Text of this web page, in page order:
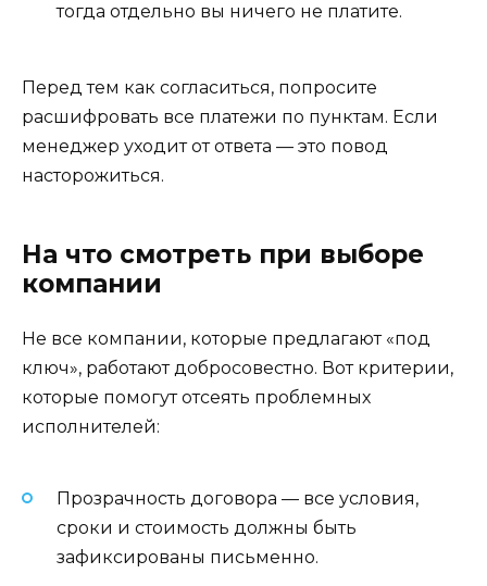
тогда отдельно вы ничего не платите.
Перед тем как согласиться, попросите
расшифровать все платежи по пунктам. Если
менеджер уходит от ответа — это повод
насторожиться.
На что смотреть при выборе
компании
Не все компании, которые предлагают «под
ключ», работают добросовестно. Вот критерии,
которые помогут отсеять проблемных
исполнителей:
Прозрачность договора — все условия,
сроки и стоимость должны быть
зафиксированы письменно.